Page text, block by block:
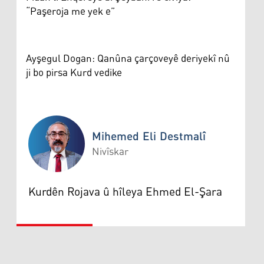
“Paşeroja me yek e”
Ayşegul Dogan: Qanûna çarçoveyê deriyekî nû
ji bo pirsa Kurd vedike
Mihemed Eli Destmalî
Mihemed Eli Destmalî
Nivîskar
Kurdên Rojava û hîleya Ehmed El-Şara